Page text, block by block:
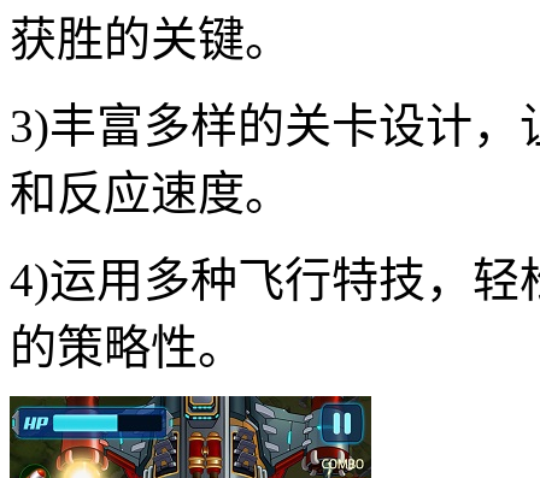
获胜的关键。
3)丰富多样的关卡设计
和反应速度。
4)运用多种飞行特技，
的策略性。